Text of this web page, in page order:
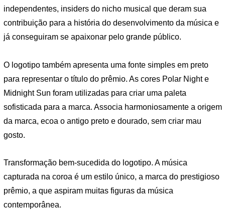
independentes, insiders do nicho musical que deram sua
contribuição para a história do desenvolvimento da música e
já conseguiram se apaixonar pelo grande público.
O logotipo também apresenta uma fonte simples em preto
para representar o título do prêmio. As cores Polar Night e
Midnight Sun foram utilizadas para criar uma paleta
sofisticada para a marca. Associa harmoniosamente a origem
da marca, ecoa o antigo preto e dourado, sem criar mau
gosto.
Transformação bem-sucedida do logotipo. A música
capturada na coroa é um estilo único, a marca do prestigioso
prêmio, a que aspiram muitas figuras da música
contemporânea.